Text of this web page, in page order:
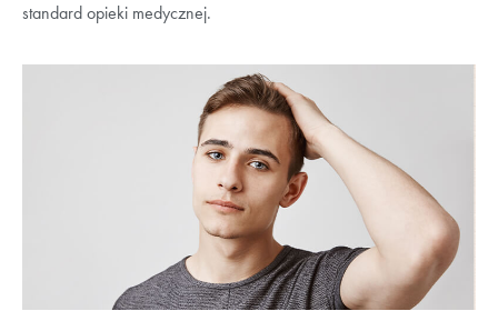
standard opieki medycznej.